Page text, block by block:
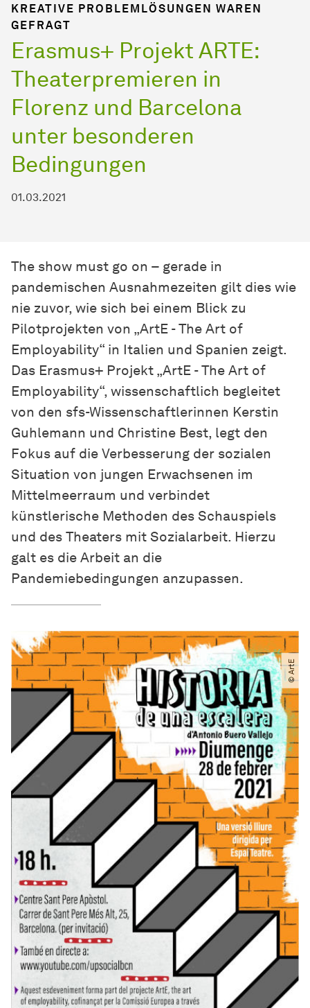
KREATIVE PROBLEMLÖSUNGEN WAREN
GEFRAGT
Erasmus+ Projekt ARTE:
Theaterpremieren in
Florenz und Barcelona
unter besonderen
Bedingungen
01.03.2021
The show must go on – gerade in
pandemischen Ausnahmezeiten gilt dies wie
nie zuvor, wie sich bei einem Blick zu
Pilotprojekten von „ArtE - The Art of
Employability“ in Italien und Spanien zeigt.
Das Erasmus+ Projekt „ArtE - The Art of
Employability“, wissenschaftlich begleitet
von den sfs-Wissenschaftlerinnen Kerstin
Guhlemann und Christine Best, legt den
Fokus auf die Verbesserung der sozialen
Situation von jungen Erwachsenen im
Mittelmeerraum und verbindet
künstlerische Methoden des Schauspiels
und des Theaters mit Sozialarbeit. Hierzu
galt es die Arbeit an die
Pandemiebedingungen anzupassen.
© ArtE